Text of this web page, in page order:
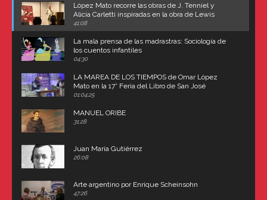
López Mato recorre las obras de J. Tenniel y
Alicia Carletti inspiradas en la obra de Lewis
Carroll
41:08
La mala prensa de las madrastras: Sociología de
los cuentos infantiles
04:30
LA MAREA DE LOS TIEMPOS de Omar López
Mato en la 17° Feria del Libro de San José
(Uruguay)
01:04:25
MANUEL ORIBE
31:28
Juan María Gutiérrez
26:08
Arte argentino por Enrique Scheinsohn
47:26